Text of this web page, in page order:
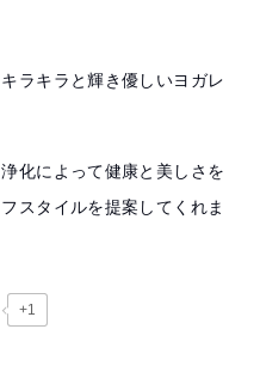
ラキラと輝き優しいヨガレ
化によって健康と美しさを
スタイルを提案してくれま
+1